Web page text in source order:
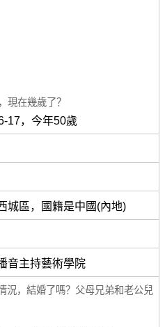
現在幾歲了？
17，今年50歲
城區，國籍是中國(內地)
音主持藝術學院
況，結婚了嗎？父母兄弟和老公兒